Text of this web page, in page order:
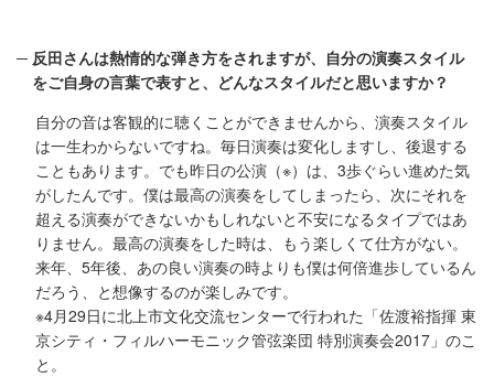
反田さんは熱情的な弾き方をされますが、自分の演奏スタイル
をご自身の言葉で表すと、どんなスタイルだと思いますか？
自分の音は客観的に聴くことができませんから、演奏スタイル
は一生わからないですね。毎日演奏は変化しますし、後退する
こともあります。でも昨日の公演（※）は、3歩ぐらい進めた気
がしたんです。僕は最高の演奏をしてしまったら、次にそれを
超える演奏ができないかもしれないと不安になるタイプではあ
りません。最高の演奏をした時は、もう楽しくて仕方がない。
来年、5年後、あの良い演奏の時よりも僕は何倍進歩しているん
だろう、と想像するのが楽しみです。
※4月29日に北上市文化交流センターで行われた「佐渡裕指揮 東
京シティ・フィルハーモニック管弦楽団 特別演奏会2017」のこ
と。